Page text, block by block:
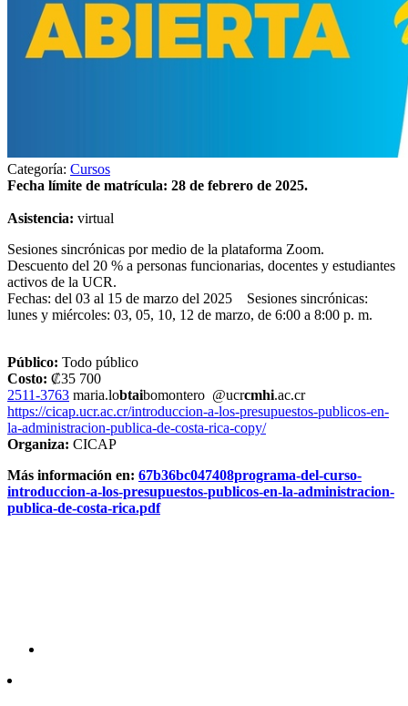
Categoría: Cursos
Fecha límite de matrícula: 28 de febrero de 2025.
Asistencia: virtual
Sesiones sincrónicas por medio de la plataforma Zoom.
Descuento del 20 % a personas funcionarias, docentes y estudiantes
activos de la UCR.
Fechas: del 03 al 15 de marzo del 2025 Sesiones sincrónicas:
lunes y miércoles: 03, 05, 10, 12 de marzo, de 6:00 a 8:00 p. m.
Público: Todo público
Costo: ₡35 700
2511-3763 maria.lobtaibomontero @ucrcmhi.ac.cr
https://cicap.ucr.ac.cr/introduccion-a-los-presupuestos-publicos-en-
la-administracion-publica-de-costa-rica-copy/
Organiza: CICAP
Más información en: 67b36bc047408programa-del-curso-
introduccion-a-los-presupuestos-publicos-en-la-administracion-
publica-de-costa-rica.pdf